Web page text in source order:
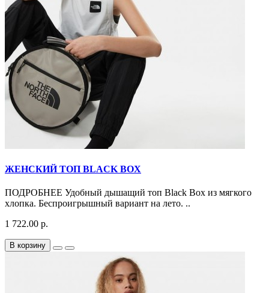
ЖЕНСКИЙ ТОП BLACK BOX
ПОДРОБНЕЕ Удобный дышащий топ Black Box из мягкого
хлопка. Беспроигрышный вариант на лето. ..
1 722.00 р.
В корзину